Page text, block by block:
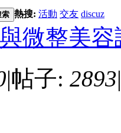
索 熱搜: 活動 交友 discuz
微整美容
|帖子: 2893|